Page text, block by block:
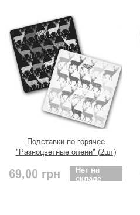
Подставки по горячее
"Разноцветные олени" (2шт)
69,00 грн
Нет на
складе